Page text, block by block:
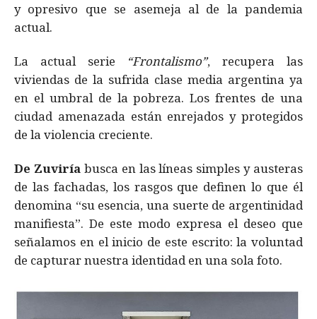
y opresivo que se asemeja al de la pandemia
actual.
La actual serie “Frontalismo”, recupera las
viviendas de la sufrida clase media argentina ya
en el umbral de la pobreza. Los frentes de una
ciudad amenazada están enrejados y protegidos
de la violencia creciente.
De Zuviríabusca en las líneas simples y austeras
de las fachadas, los rasgos que definen lo que él
denomina “su esencia, una suerte de argentinidad
manifiesta”. De este modo expresa el deseo que
señalamos en el inicio de este escrito: la voluntad
de capturar nuestra identidad en una sola foto.